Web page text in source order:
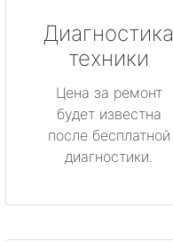
Диагностика
техники
Цена за ремонт
будет известна
после бесплатной
диагностики.